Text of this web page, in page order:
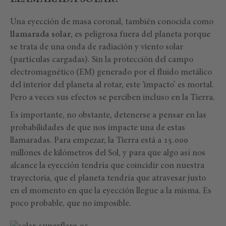
Una eyección de masa coronal, también conocida como
llamarada solar, es peligrosa fuera del planeta porque
se trata de una onda de radiación y viento solar
(partículas cargadas). Sin la protección del campo
electromagnético (EM) generado por el fluido metálico
del interior del planeta al rotar, este ‘impacto’ es mortal.
Pero a veces sus efectos se perciben incluso en la Tierra.
Es importante, no obstante, detenerse a pensar en las
probabilidades de que nos impacte una de estas
llamaradas. Para empezar, la Tierra está a 15.000
millones de kilómetros del Sol, y para que algo así nos
alcance la eyección tendría que coincidir con nuestra
trayectoria, que el planeta tendría que atravesar justo
en el momento en que la eyección llegue a la misma. Es
poco probable, que no imposible.